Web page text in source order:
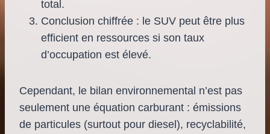
total.
Conclusion chiffrée : le SUV peut être plus
efficient en ressources si son taux
d’occupation est élevé.
Cependant, le bilan environnemental n’est pas
seulement une équation carburant : émissions
de particules (surtout pour diesel), recyclabilité,